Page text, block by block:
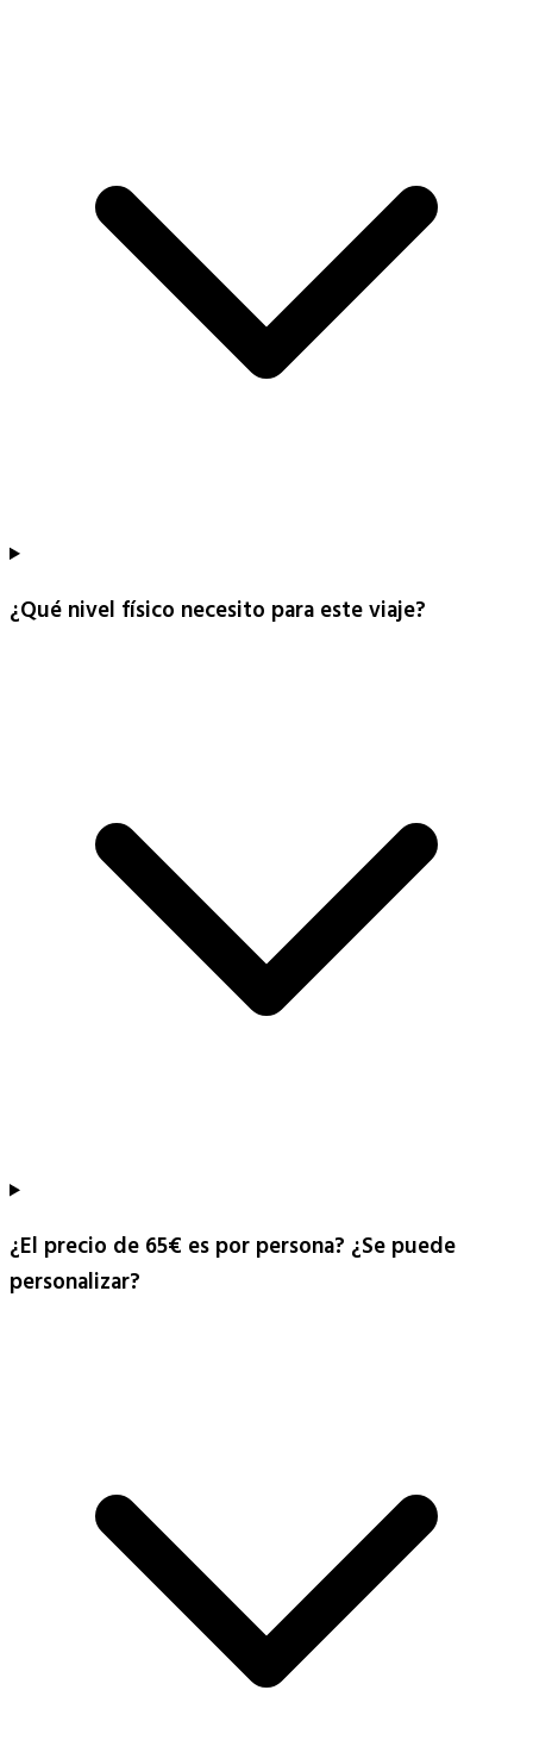
¿Qué nivel físico necesito para este viaje?
¿El precio de 65€ es por persona? ¿Se puede
personalizar?